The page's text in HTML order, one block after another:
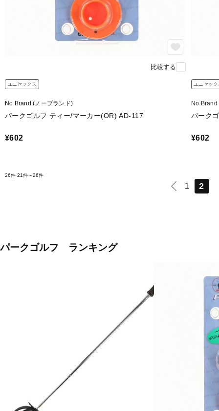
比較する
ユニセックス
No Brand (ノーブランド)
パークゴルフ ティー/マーカー(OR) AD-117
¥602
ユニセック
No Brand
パーク
¥602
26件 21件～26件
1 2
パークゴルフ ランキング